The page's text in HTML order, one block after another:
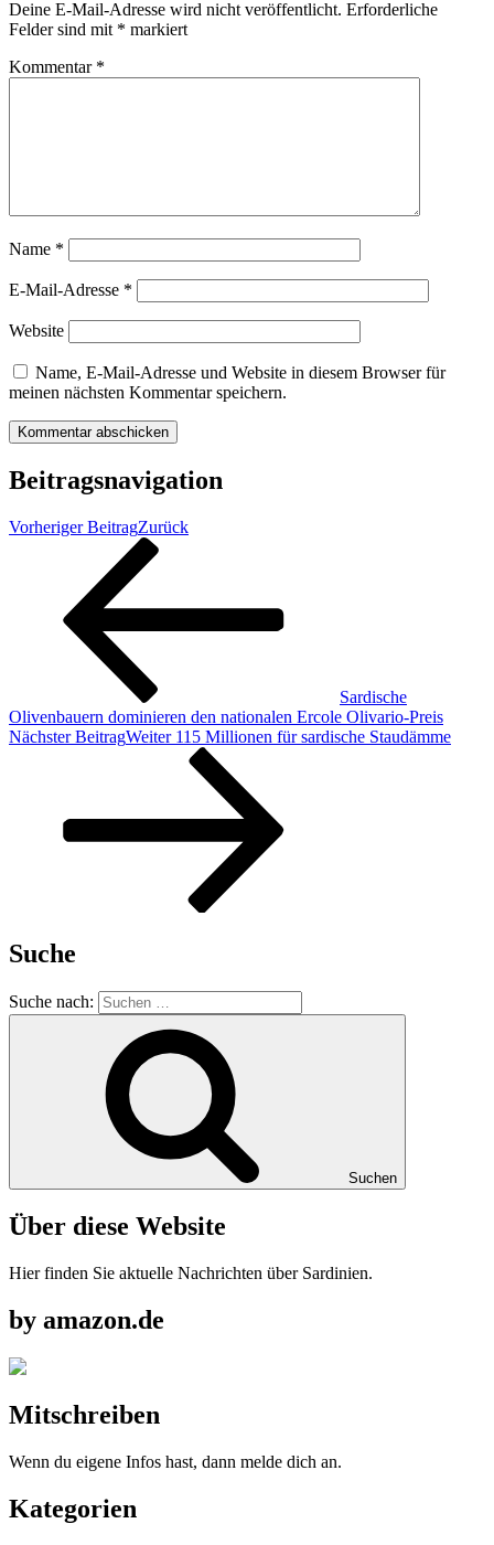
Deine E-Mail-Adresse wird nicht veröffentlicht. Erforderliche
Felder sind mit * markiert
Kommentar *
Name *
E-Mail-Adresse *
Website
Name, E-Mail-Adresse und Website in diesem Browser für
meinen nächsten Kommentar speichern.
Beitragsnavigation
Vorheriger BeitragZurück
Sardische
Olivenbauern dominieren den nationalen Ercole Olivario-Preis
Nächster BeitragWeiter 115 Millionen für sardische Staudämme
Suche
Suche nach:
Suchen
Über diese Website
Hier finden Sie aktuelle Nachrichten über Sardinien.
by amazon.de
Mitschreiben
Wenn du eigene Infos hast, dann melde dich an.
Kategorien